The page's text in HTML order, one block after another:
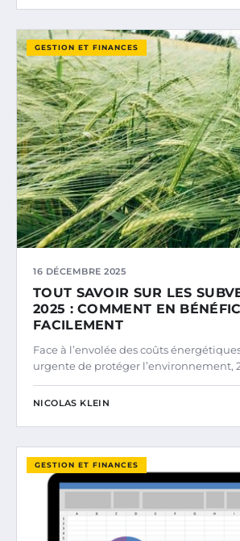
GESTION ET FINANCES
16 DÉCEMBRE 2025
TOUT SAVOIR SUR LES
2025 : COMMENT EN
FACILEMENT
Face à l’envolée des coûts
urgente de protéger l’environnement,
NICOLAS KLEIN
GESTION ET FINANCES